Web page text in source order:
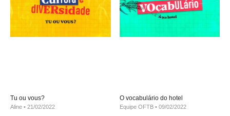
Tu ou vous?
Aline 21/02/2022
O vocabulário do hotel
Equipe OFTB 09/02/2022